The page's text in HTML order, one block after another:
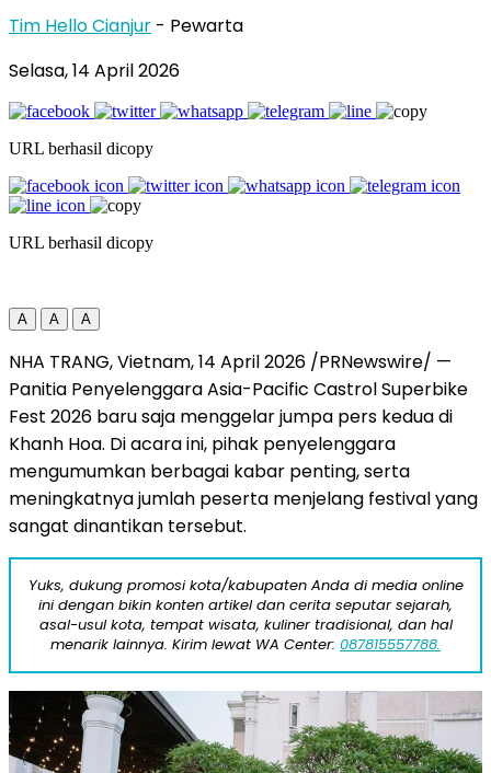
Tim Hello Cianjur - Pewarta
Selasa, 14 April 2026
URL berhasil dicopy
URL berhasil dicopy
A A A
NHA TRANG, Vietnam, 14 April 2026 /PRNewswire/ —
Panitia Penyelenggara Asia-Pacific Castrol Superbike
Fest 2026 baru saja menggelar jumpa pers kedua di
Khanh Hoa. Di acara ini, pihak penyelenggara
mengumumkan berbagai kabar penting, serta
meningkatnya jumlah peserta menjelang festival yang
sangat dinantikan tersebut.
Yuks, dukung promosi kota/kabupaten Anda di media online
ini dengan bikin konten artikel dan cerita seputar sejarah,
asal-usul kota, tempat wisata, kuliner tradisional, dan hal
menarik lainnya. Kirim lewat WA Center: 087815557788.